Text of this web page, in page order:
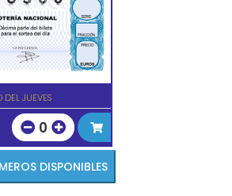
DEL JUEVES
0
LOS NÚMEROS DISPONIBLES